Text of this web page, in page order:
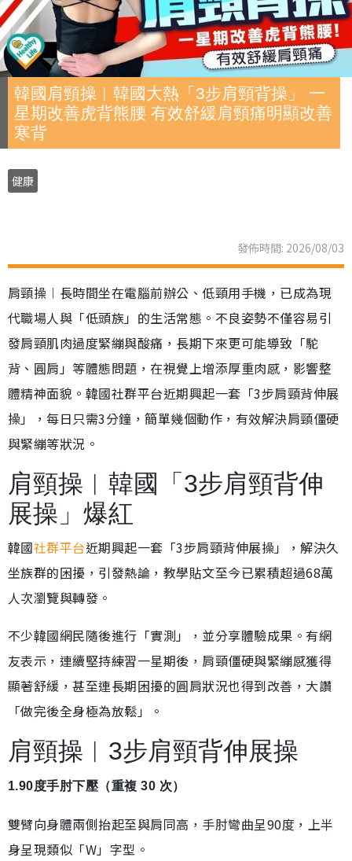
韓國肩頸操︱韓國大熱「3步肩頸背操」 一
星期改善虎背熊腰 有效舒緩肩頸痛明顯改善
寒背
健康
發佈時間: 2026/08/03
肩頸操︱長時間坐在電腦前辦公、低頸用手機，已成為現
代職場人與「低頭族」的生活常態。不良姿勢不僅容易引
發肩頸肌肉過度緊繃與酸痛，長期下來更可能導致「駝
背、圓肩」等體態問題，在視覺上增添厚重肉感，影響整
體精神面貌。韓國社群平台近期興起一套「3步肩頸背伸展
操」，每日只需3分鐘，簡單幾個動作，有效解決肩頸僵硬
與緊繃等狀況。
肩頸操︱韓國「3步肩頸背伸
展操」爆紅
韓國社群平台近期興起一套「3步肩頸背伸展操」，解決久
坐族群的困擾，引發熱論，教學貼文至今已累積超過68萬
人次瀏覽與轉發。
不少韓國網民隨後進行「實測」，並分享體驗成果。有網
友表示，連續堅持練習一星期後，肩頸僵硬與緊繃感獲得
顯著舒緩，甚至連長期困擾的圓肩狀況也得到改善，大讚
「做完後全身極為放鬆」。
肩頸操︱3步肩頸背伸展操
1.90度手肘下壓（重複 30 次）
雙臂向身體兩側抬起至與肩同高，手肘彎曲呈90度，上半
身呈現類似「W」字型。